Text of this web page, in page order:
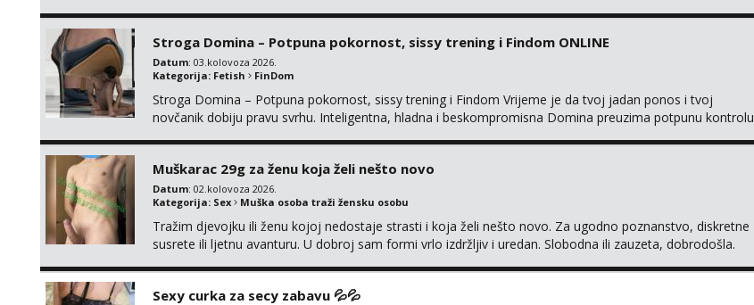
Stroga Domina – Potpuna pokornost, sissy trening i Findom ONLINE
Datum: 03.kolovoza 2026.
Kategorija: Fetish FinDom
Stroga Domina – Potpuna pokornost, sissy trening i Findom Vrijeme je da tvoj jadan ponos i tvoj
novčanik dobiju pravu svrhu. Inteligentna, hladna i beskompromisna Domina preuzima potpunu kontrolu
Muškarac 29g za ženu koja želi nešto novo
Datum: 02.kolovoza 2026.
Kategorija: Sex Muška osoba traži žensku osobu
Tražim djevojku ili ženu kojoj nedostaje strasti i koja želi nešto novo. Za ugodno poznanstvo, diskretne
susrete ili ljetnu avanturu. U dobroj sam formi vrlo izdržljiv i uredan. Slobodna ili zauzeta, dobrodošla.
Sexy curka za secy zabavu 💦💦